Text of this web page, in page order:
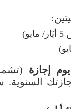
السنوية.